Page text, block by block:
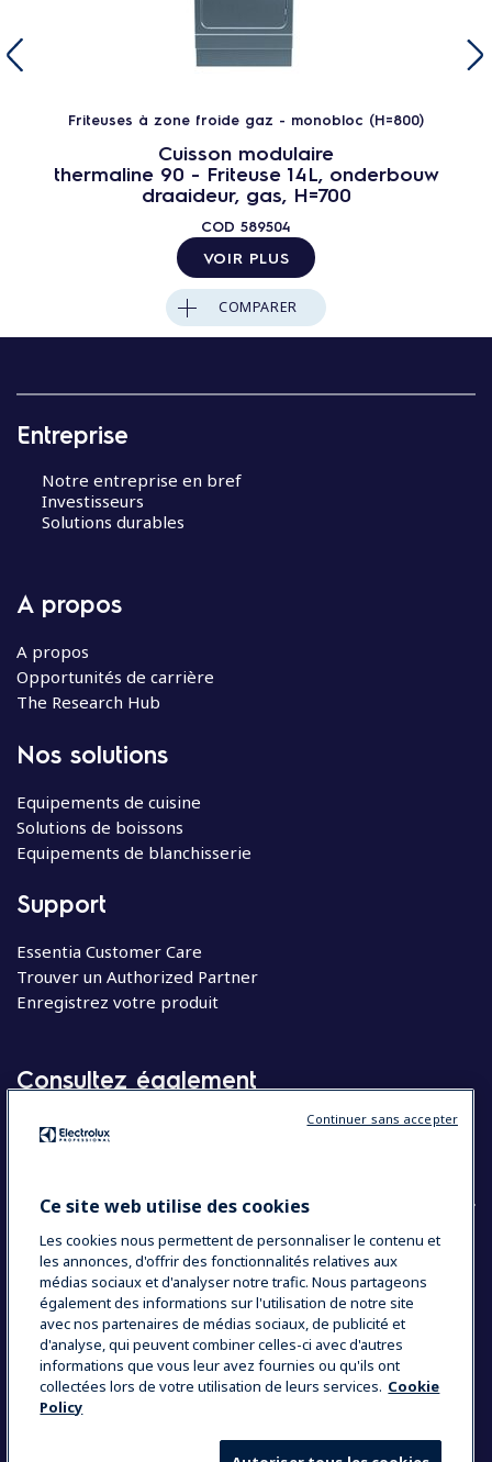
Friteuses à zone froide gaz - monobloc (H=800)
Cuisson modulaire
thermaline 90 - Friteuse 14L, onderbouw
draaideur, gas, H=700
COD 589504
VOIR PLUS
COMPARER
Entreprise
Notre entreprise en bref
Investisseurs
Solutions durables
A propos
A propos
Opportunités de carrière
The Research Hub
Nos solutions
Equipements de cuisine
Solutions de boissons
Equipements de blanchisserie
Support
Essentia Customer Care
Trouver un Authorized Partner
Enregistrez votre produit
Consultez également
Molteni
Appareils électroménagers
COUNTRY AND LANGUAGE
VOTRE SÉLECTION : BELGIQUE
Data Privacy Statement
Cookie Policy
Conditions générales de vente
Ce site web utilise des cookies
Les cookies nous permettent de personnaliser le contenu et
les annonces, d'offrir des fonctionnalités relatives aux
médias sociaux et d'analyser notre trafic. Nous partageons
également des informations sur l'utilisation de notre site
avec nos partenaires de médias sociaux, de publicité et
d'analyse, qui peuvent combiner celles-ci avec d'autres
informations que vous leur avez fournies ou qu'ils ont
collectées lors de votre utilisation de leurs services. Cookie
Policy
Continuer sans accepter